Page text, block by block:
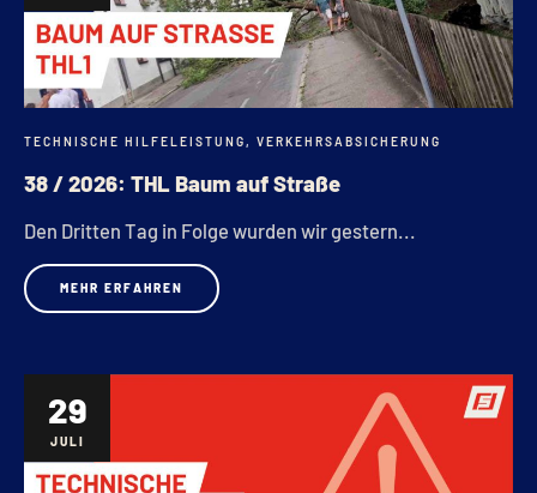
TECHNISCHE HILFELEISTUNG, VERKEHRSABSICHERUNG
38 / 2026: THL Baum auf Straße
Den Dritten Tag in Folge wurden wir gestern...
MEHR ERFAHREN
29
JULI